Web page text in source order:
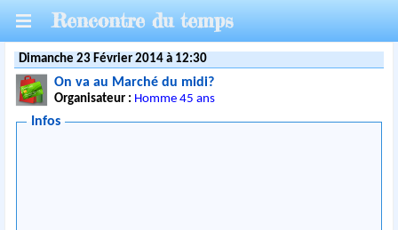
Rencontre du temps
Dimanche 23 Février 2014 à 12:30
On va au Marché du midi?
Organisateur : Homme 45 ans
Infos